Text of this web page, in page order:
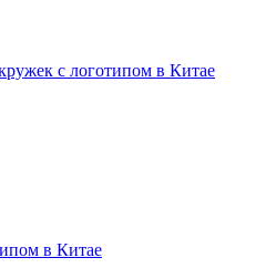
с логотипом в Китае
в Китае